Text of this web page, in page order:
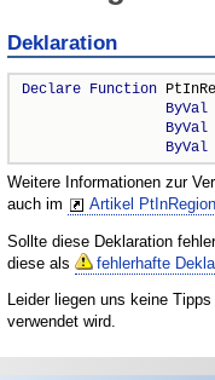
Deklaration
Declare Function
ByVal
ByVal
ByVal
Weitere Informationen zur
auch im
Artikel PtInRegion
Sollte diese Deklaration
diese als
fehlerhafte
Leider liegen uns keine
verwendet wird.